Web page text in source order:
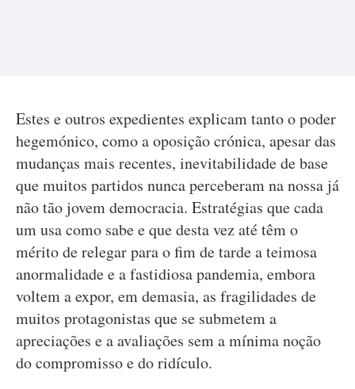
Estes e outros expedientes explicam tanto o poder
hegemónico, como a oposição crónica, apesar das
mudanças mais recentes, inevitabilidade de base
que muitos partidos nunca perceberam na nossa já
não tão jovem democracia. Estratégias que cada
um usa como sabe e que desta vez até têm o
mérito de relegar para o fim de tarde a teimosa
anormalidade e a fastidiosa pandemia, embora
voltem a expor, em demasia, as fragilidades de
muitos protagonistas que se submetem a
apreciações e a avaliações sem a mínima noção
do compromisso e do ridículo.